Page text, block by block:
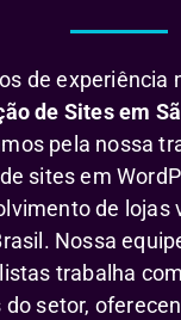
de experiência
de Sites em
pela nossa
sites em
de lojas
Nossa
trabalha
do setor,